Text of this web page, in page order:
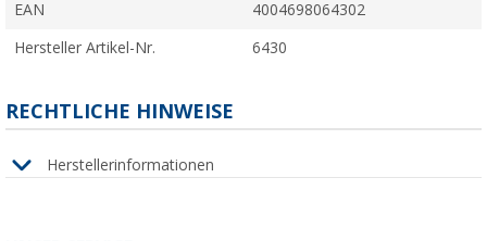
EAN 4004698064302
Hersteller Artikel-Nr. 6430
RECHTLICHE HINWEISE
Herstellerinformationen